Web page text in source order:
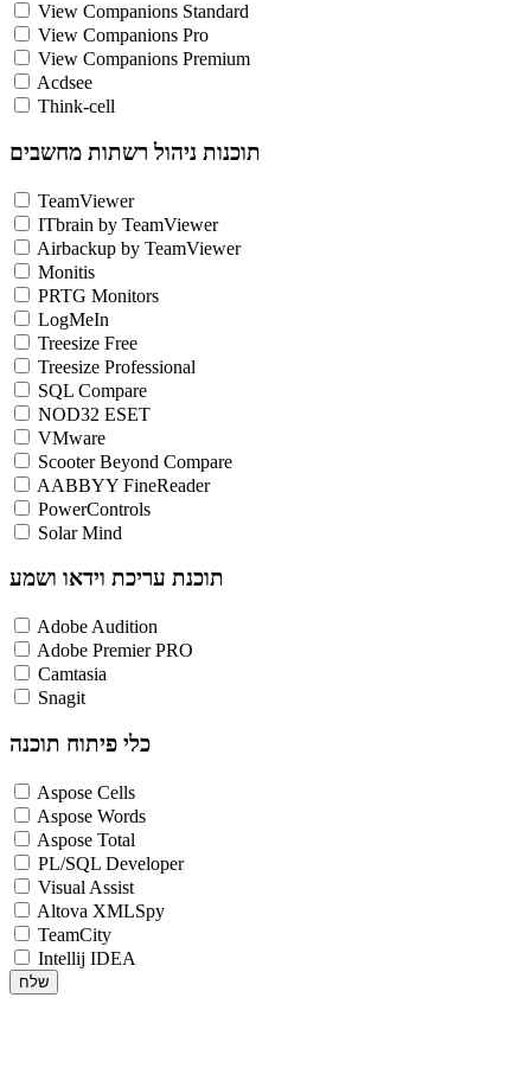
View Companions Standard
View Companions Pro
View Companions Premium
Acdsee
Think-cell
תוכנות ניהול רשתות מחשבים
TeamViewer
ITbrain by TeamViewer
Airbackup by TeamViewer
Monitis
PRTG Monitors
LogMeIn
Treesize Free
Treesize Professional
SQL Compare
NOD32 ESET
VMware
Scooter Beyond Compare
AABBYY FineReader
PowerControls
Solar Mind
תוכנת עריכת וידאו ושמע
Adobe Audition
Adobe Premier PRO
Camtasia
Snagit
כלי פיתוח תוכנה
Aspose Cells
Aspose Words
Aspose Total
PL/SQL Developer
Visual Assist
Altova XMLSpy
TeamCity
Intellij IDEA